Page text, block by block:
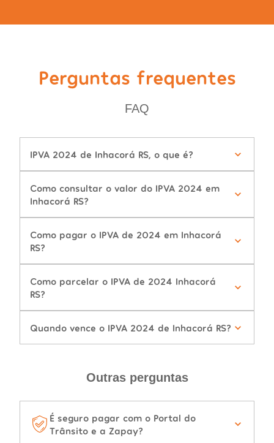
Perguntas frequentes
FAQ
IPVA 2024 de Inhacorá RS, o que é?
Como consultar o valor do IPVA 2024 em
Inhacorá RS?
Como pagar o IPVA de 2024 em Inhacorá
RS?
Como parcelar o IPVA de 2024 Inhacorá
RS?
Quando vence o IPVA 2024 de Inhacorá RS?
Outras perguntas
É seguro pagar com o Portal do
Trânsito e a Zapay?